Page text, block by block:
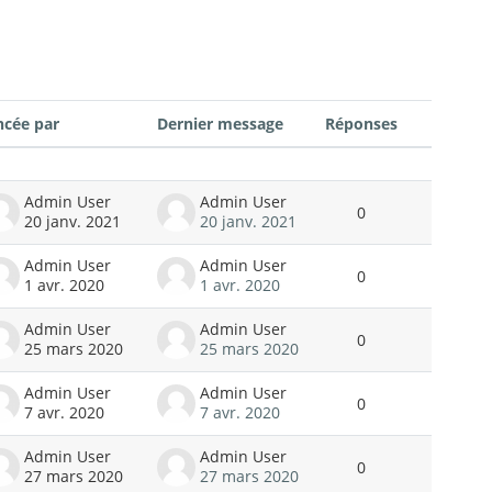
par Dernier message
Réponses
Actions
Admin User
20 janv. 2021
Admin User
20 janv. 2021
0
Admin User
1 avr. 2020
Admin User
1 avr. 2020
0
Admin User
25 mars 2020
Admin User
25 mars 2020
0
Admin User
7 avr. 2020
Admin User
7 avr. 2020
0
Admin User
27 mars 2020
Admin User
27 mars 2020
0